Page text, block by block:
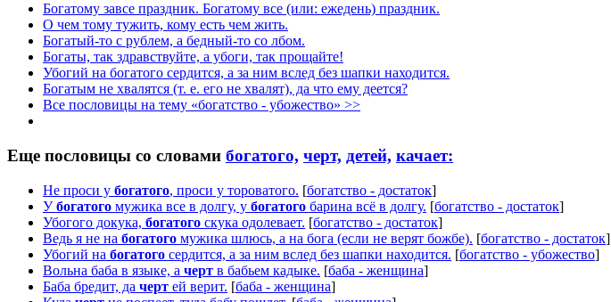
Богатому завсе праздник. Богатому все (или: ежедень) праздник.
О чем тому тужить, кому есть чем жить.
Богатый-то с рублем, а бедный-то со лбом.
Богаты, так здравствуйте, а убоги, так прощайте!
Убогий на богатого сердится, а за ним вслед без шапки находится.
Богатым не хвалятся (т. е. его не хвалят), да что ему деется?
Все пословицы на тему «богатство - убожество» >>
Еще пословицы со словами богатого, черт, детей, качает:
Не проси у богатого, проси у тороватого. [богатство - достаток]
Убогатого мужика все в долгу, у богатого барина всё в долгу. [богатство - достаток]
Убогого докука, богатого скука одолевает. [богатство - достаток]
Ведь я не на богатого мужика шлюсь, а на бога (если не верят божбе). [богатство - достаток]
Убогий на богатого сердится, а за ним вслед без шапки находится. [богатство - убожество]
Вольна баба в языке, а черт в бабьем кадыке. [баба - женщина]
Баба бредит, да черт ей верит. [баба - женщина]